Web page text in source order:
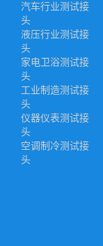
汽车行业测试接
头
液压行业测试接
头
家电卫浴测试接
头
工业制造测试接
头
仪器仪表测试接
头
空调制冷测试接
头